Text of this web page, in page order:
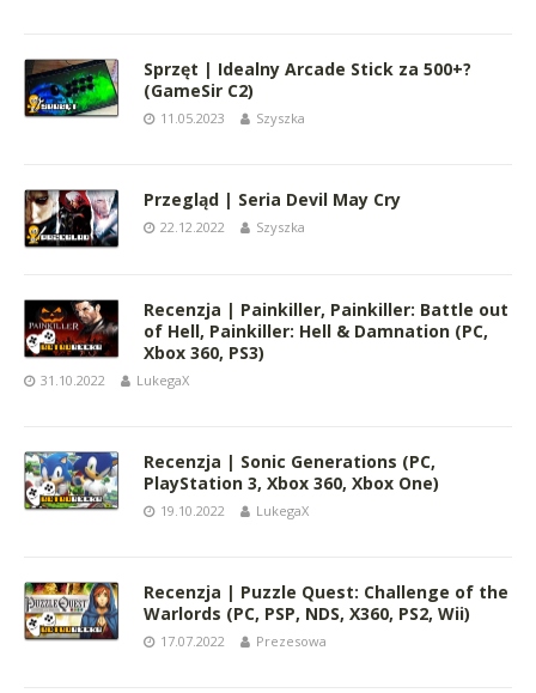
Sprzęt | Idealny Arcade Stick za 500+?
(GameSir C2)
11.05.2023 Szyszka
Przegląd | Seria Devil May Cry
22.12.2022 Szyszka
Recenzja | Painkiller, Painkiller: Battle out
of Hell, Painkiller: Hell & Damnation (PC,
Xbox 360, PS3)
31.10.2022 LukegaX
Recenzja | Sonic Generations (PC,
PlayStation 3, Xbox 360, Xbox One)
19.10.2022 LukegaX
Recenzja | Puzzle Quest: Challenge of the
Warlords (PC, PSP, NDS, X360, PS2, Wii)
17.07.2022 Prezesowa